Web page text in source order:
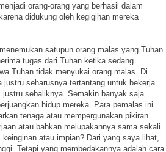
orang-orang yang berhasil dalam
didukung oleh kegigihan mereka
satupun orang malas yang Tuhan
tugas dari Tuhan ketika sedang
Tuhan tidak menyukai orang malas. Di
seharusnya tertantang untuk bekerja
justru sebaliknya. Semakin banyak saja
hidup mereka. Para pemalas ini
tenaga atau mempergunakan pikiran
atau bahkan melupakannya sama sekali.
atau impian? Dari yang saya lihat,
Tetapi yang membedakannya adalah cara